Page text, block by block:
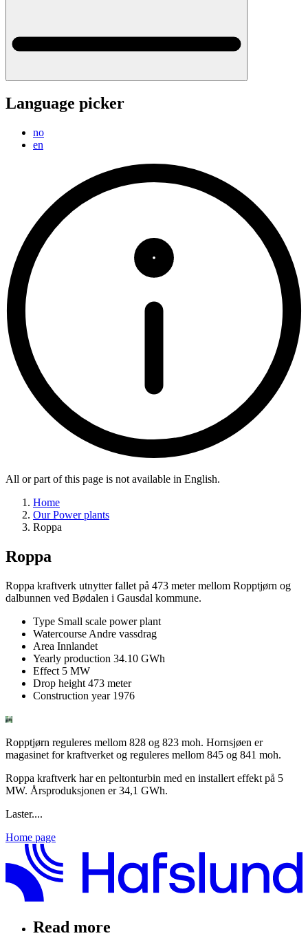
Language picker
no
en
All or part of this page is not available in English.
Home
Our Power plants
Roppa
Roppa
Roppa kraftverk utnytter fallet på 473 meter mellom Ropptjørn og
dalbunnen ved Bødalen i Gausdal kommune.
Type Small scale power plant
Watercourse Andre vassdrag
Area Innlandet
Yearly production 34.10 GWh
Effect 5 MW
Drop height 473 meter
Construction year 1976
Ropptjørn reguleres mellom 828 og 823 moh. Hornsjøen er
magasinet for kraftverket og reguleres mellom 845 og 841 moh.
Roppa kraftverk har en peltonturbin med en installert effekt på 5
MW. Årsproduksjonen er 34,1 GWh.
Laster....
Home page
Read more